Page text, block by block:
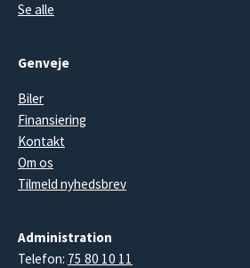
Se alle
Genveje
Biler
Finansiering
Kontakt
Om os
Tilmeld nyhedsbrev
Administration
Telefon: 75 80 10 11